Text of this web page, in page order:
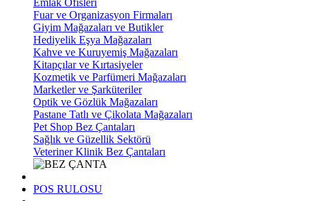
Emlak Ofisleri
Fuar ve Organizasyon Firmaları
Giyim Mağazaları ve Butikler
Hediyelik Eşya Mağazaları
Kahve ve Kuruyemiş Mağazaları
Kitapçılar ve Kırtasiyeler
Kozmetik ve Parfümeri Mağazaları
Marketler ve Şarküteriler
Optik ve Gözlük Mağazaları
Pastane Tatlı ve Çikolata Mağazaları
Pet Shop Bez Çantaları
Sağlık ve Güzellik Sektörü
Veteriner Klinik Bez Çantaları
POS RULOSU